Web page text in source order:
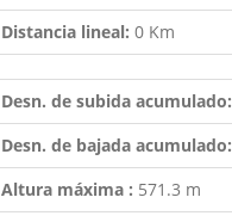
Distancia lineal: 0 Km
Desn. de subida acumulado:
Desn. de bajada acumulado:
Altura máxima : 571.3 m